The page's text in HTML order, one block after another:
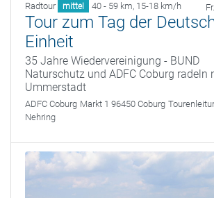
Radtour mittel 40 - 59 km, 15-18 km/h
Tour zum Tag der
Einheit
35 Jahre Wiedervereinigung - BUND
Naturschutz und ADFC Coburg radeln
Ummerstadt
ADFC Coburg Markt 1 96450 Coburg
Nehring